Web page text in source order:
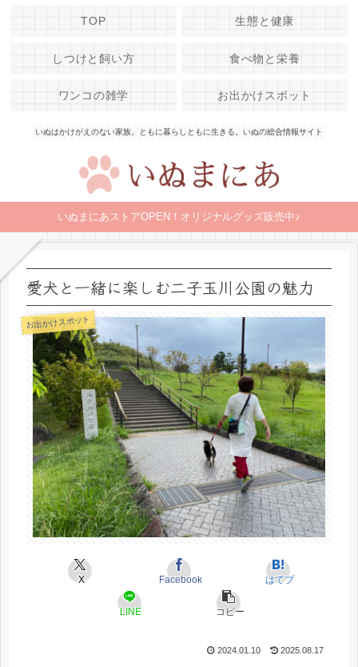
いぬはかけがえのない家族。ともに暮らしともに生きる。いぬの総合情報サイト
TOP 生態と健康
しつけと飼い方 食べ物と栄養
ワンコの雑学 お出かけスポット
いぬまにあストアOPEN！オリジナルグッズ販売中♪
愛犬と一緒に楽しむ二子玉川公園の魅力
お出かけスポット
X Facebook はてブ
LINE コピー
2024.01.10 2025.08.17